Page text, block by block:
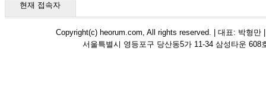
현재 접속자
Copyright(c) heorum.com, All rights reserved. | 대표: 박형
서울특별시 영등포구 당산동5가 11-34 삼성타운 608